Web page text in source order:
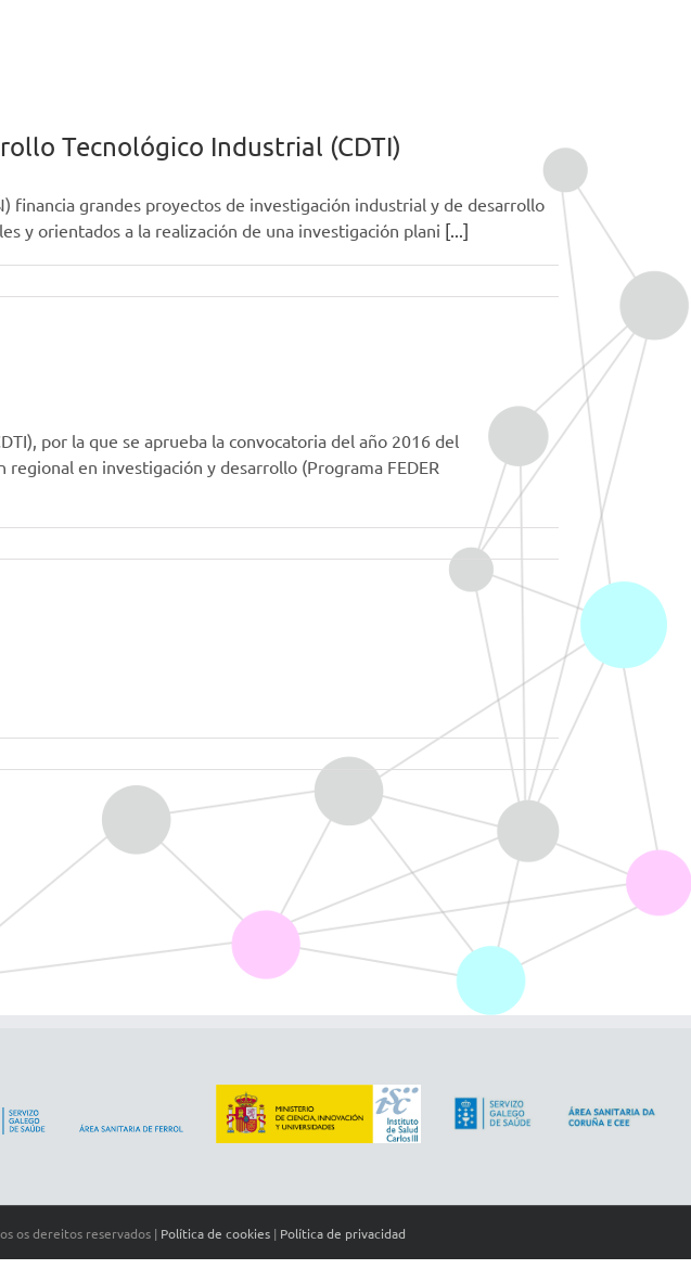
Tecnológico Industrial (CDTI)
financia grandes proyectos de investigación industrial y de desarrollo
y orientados a la realización de una investigación plani [...]
por la que se aprueba la convocatoria del año 2016 del
en investigación y desarrollo (Programa FEDER
os dereitos reservados | Política de cookies| Política de privacidad